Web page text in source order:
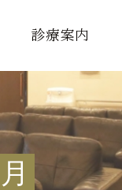
診療案内
診療一覧
頭痛外来
MRI検査